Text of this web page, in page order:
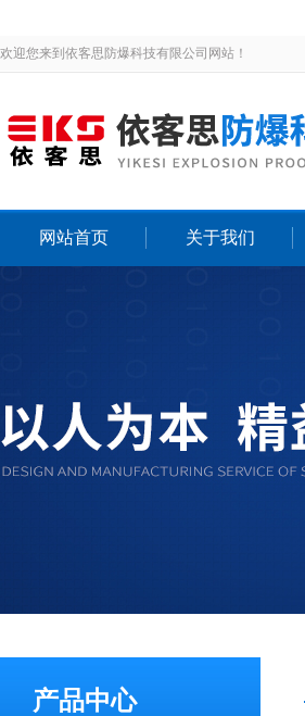
欢迎您来到依客思防爆科技有限公司网站！
网站首页 关于我们
产品中心